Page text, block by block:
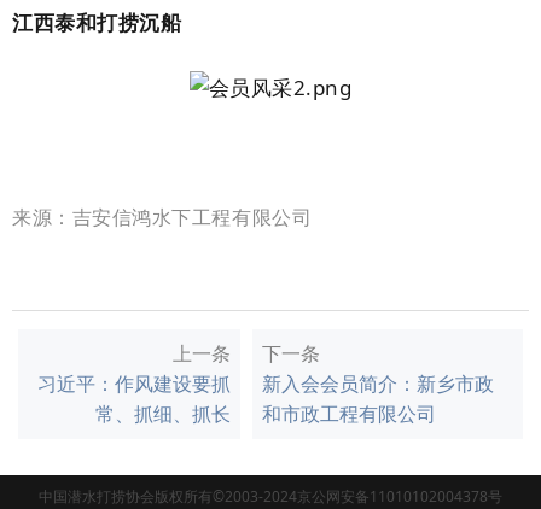
江西泰和打捞沉船
来源 ：吉安信鸿水下工程有限公司
上一条
习近平：作风建设要抓
常、抓细、抓长
下一条
新入会会员简介：新乡市政
和市政工程有限公司
中国潜水打捞协会版权所有©2003-2024京公网安备11010102004378号